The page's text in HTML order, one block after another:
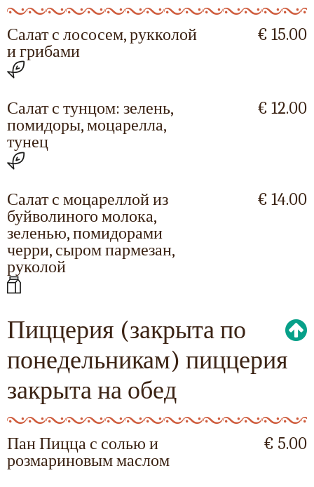
Салат с лососем, рукколой
и грибами
€ 15.00
Салат с тунцом: зелень,
помидоры, моцарелла,
тунец
€ 12.00
Салат с моцареллой из
буйволиного молока,
зеленью, помидорами
черри, сыром пармезан,
руколой
€ 14.00
Пиццерия (закрыта по
понедельникам) пиццерия
закрыта на обед
Пан Пицца с солью и
розмариновым маслом
€ 5.00